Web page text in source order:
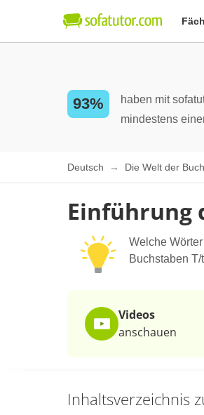
93%
haben mit
mindestens
Deutsch Die Welt der
Einführung
Welche
Buchstaben
Videos
anschauen
Inhaltsverzeichnis